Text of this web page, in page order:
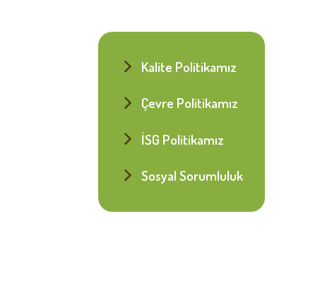
Kalite Politikamız
Çevre Politikamız
İSG Politikamız
Sosyal Sorumluluk